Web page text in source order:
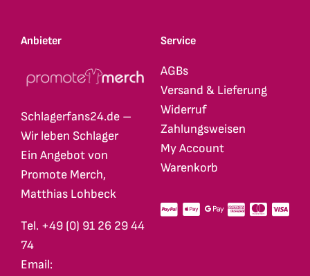
Anbieter
Schlagerfans24.de –
Wir leben Schlager
Ein Angebot von
Promote Merch,
Matthias Lohbeck
Tel. +49 (0) 91 26 29 44
74
Email:
Service
AGBs
Versand & Lieferung
Widerruf
Zahlungsweisen
My Account
Warenkorb